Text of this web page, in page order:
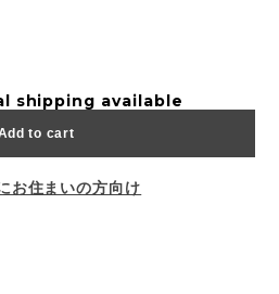
shipping available
to cart
お住まいの方向け